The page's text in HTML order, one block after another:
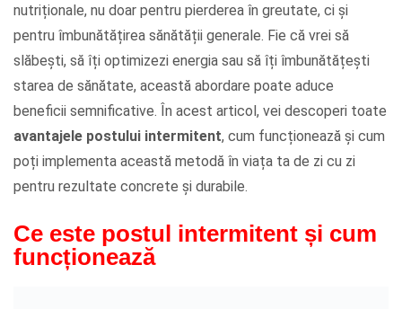
nutriționale, nu doar pentru pierderea în greutate, ci și
pentru îmbunătățirea sănătății generale. Fie că vrei să
slăbești, să îți optimizezi energia sau să îți îmbunătățești
starea de sănătate, această abordare poate aduce
beneficii semnificative. În acest articol, vei descoperi toate
avantajele postului intermitent, cum funcționează și cum
poți implementa această metodă în viața ta de zi cu zi
pentru rezultate concrete și durabile.
Ce este postul intermitent și cum
funcționează